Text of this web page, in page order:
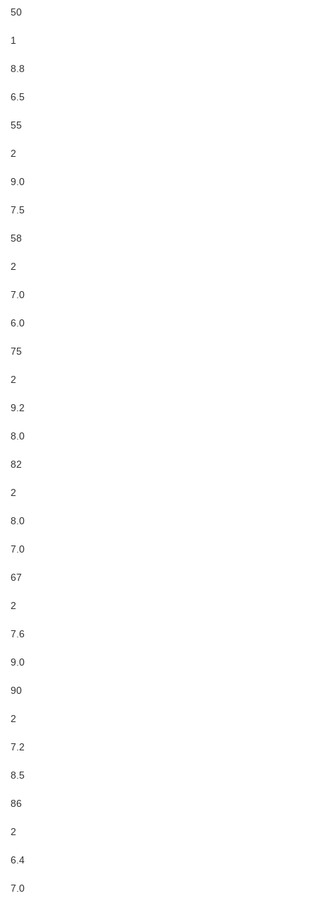
50
1
8.8
6.5
55
2
9.0
7.5
58
2
7.0
6.0
75
2
9.2
8.0
82
2
8.0
7.0
67
2
7.6
9.0
90
2
7.2
8.5
86
2
6.4
7.0